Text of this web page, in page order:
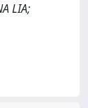
LIA;